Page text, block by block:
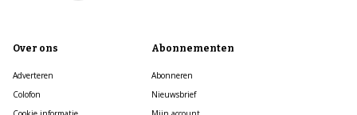
Over ons
Adverteren
Colofon
Abonnementen
Abonneren
Nieuwsbrief